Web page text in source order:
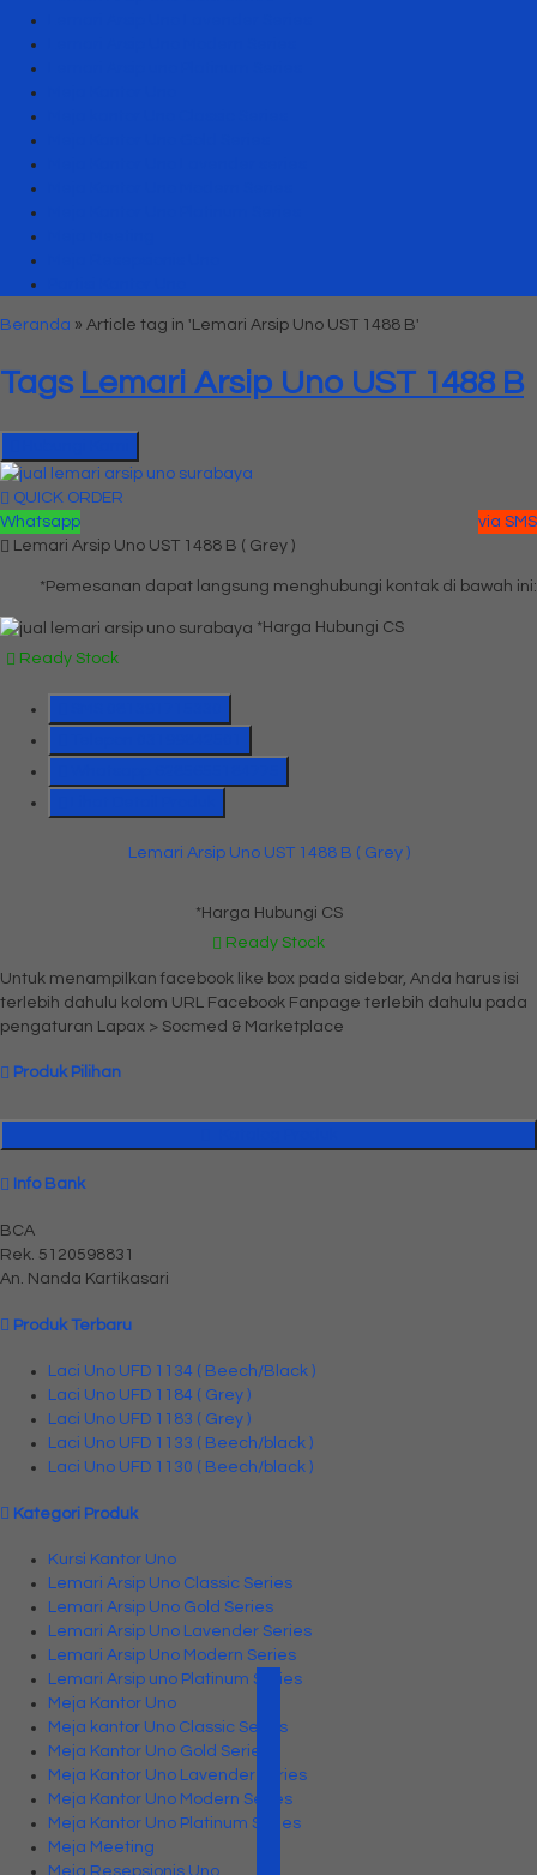
Beranda » Article tag in 'Lemari Arsip Uno UST 1488 B'
Tags Lemari Arsip Uno UST 1488 B
QUICK ORDER
Whatsapp
via SMS
Lemari Arsip Uno UST 1488 B ( Grey )
*Pemesanan dapat langsung menghubungi kontak di bawah ini:
*Harga Hubungi CS
Ready Stock
Lemari Arsip Uno UST 1488 B ( Grey )
*Harga Hubungi CS
Ready Stock
Untuk menampilkan facebook like box pada sidebar, Anda harus isi
terlebih dahulu kolom URL Facebook Fanpage terlebih dahulu pada
pengaturan Lapax > Socmed & Marketplace
Produk Pilihan
Info Bank
BCA
Rek. 5120598831
An. Nanda Kartikasari
Produk Terbaru
Laci Uno UFD 1134 ( Beech/Black )
Laci Uno UFD 1184 ( Grey )
Laci Uno UFD 1183 ( Grey )
Laci Uno UFD 1133 ( Beech/black )
Laci Uno UFD 1130 ( Beech/black )
Kategori Produk
Kursi Kantor Uno
Lemari Arsip Uno Classic Series
Lemari Arsip Uno Gold Series
Lemari Arsip Uno Lavender Series
Lemari Arsip Uno Modern Series
Lemari Arsip uno Platinum Series
Meja Kantor Uno
Meja kantor Uno Classic Series
Meja Kantor Uno Gold Series
Meja Kantor Uno Lavender series
Meja Kantor Uno Modern Series
Meja Kantor Uno Platinum Series
Meja Meeting